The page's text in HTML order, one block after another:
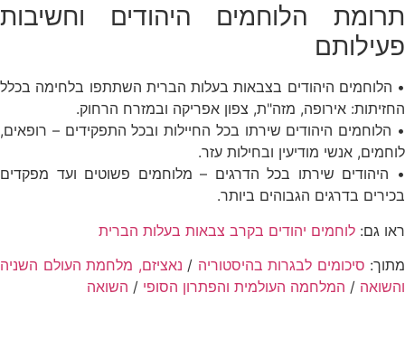
תרומת הלוחמים היהודים וחשיבות
פעילותם
• הלוחמים היהודים בצבאות בעלות הברית השתתפו בלחימה בכלל
החזיתות: אירופה, מזה"ת, צפון אפריקה ובמזרח הרחוק.
• הלוחמים היהודים שירתו בכל החיילות ובכל התפקידים – רופאים,
לוחמים, אנשי מודיעין ובחילות עזר.
• היהודים שירתו בכל הדרגים – מלוחמים פשוטים ועד מפקדים
בכירים בדרגים הגבוהים ביותר.
ראו גם: לוחמים יהודים בקרב צבאות בעלות הברית
מתוך: סיכומים לבגרות בהיסטוריה / נאציזם, מלחמת העולם השניה
והשואה / המלחמה העולמית והפתרון הסופי / השואה